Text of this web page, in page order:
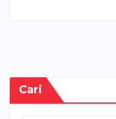
Cari